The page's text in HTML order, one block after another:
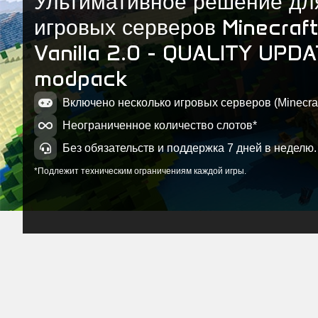
Minecraft
MC
Minecraft
игровых серверов
Vanilla 2.0 - QUALITY
modpack
Включено несколько игровых серверов
Неограниченное количество слотов*
Без обязательств и поддержка 7 дней в неделю.
*Подлежит техническим ограничениям каждой игры.